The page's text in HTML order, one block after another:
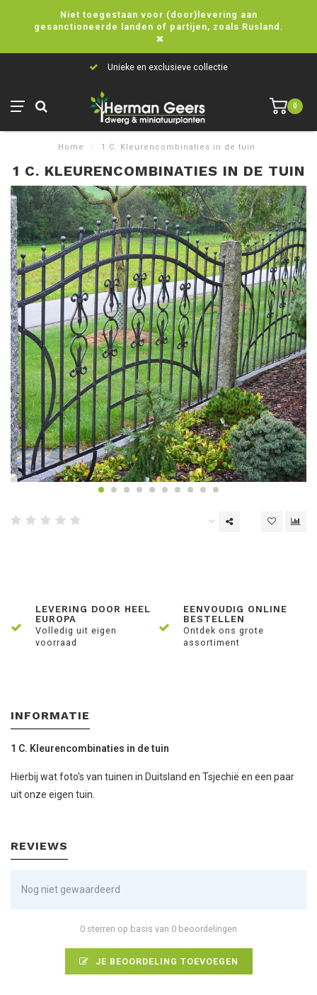
Niet toegestaan voor (door)levering aan
gesanctioneerde landen of partijen, zoals Rusland.
Unieke en exclusieve collectie
0
Home / 1 C. Kleurencombinaties in de tuin
1 C. KLEURENCOMBINATIES IN DE TUIN
LEVERING DOOR HEEL
EUROPA
Volledig uit eigen
voorraad
EENVOUDIG ONLINE
BESTELLEN
Ontdek ons grote
assortiment
INFORMATIE
1 C. Kleurencombinaties in de tuin
Hierbij wat foto's van tuinen in Duitsland en Tsjechië en een paar
uit onze eigen tuin.
REVIEWS
Nog niet gewaardeerd
0 sterren op basis van 0 beoordelingen
JE BEOORDELING TOEVOEGEN